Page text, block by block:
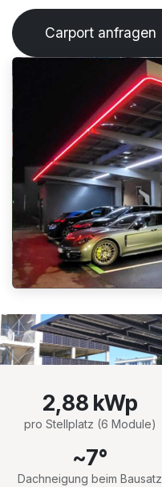
Carport anfragen
2,88 kWp
pro Stellplatz (6 Module)
~7°
Dachneigung beim Bausatz